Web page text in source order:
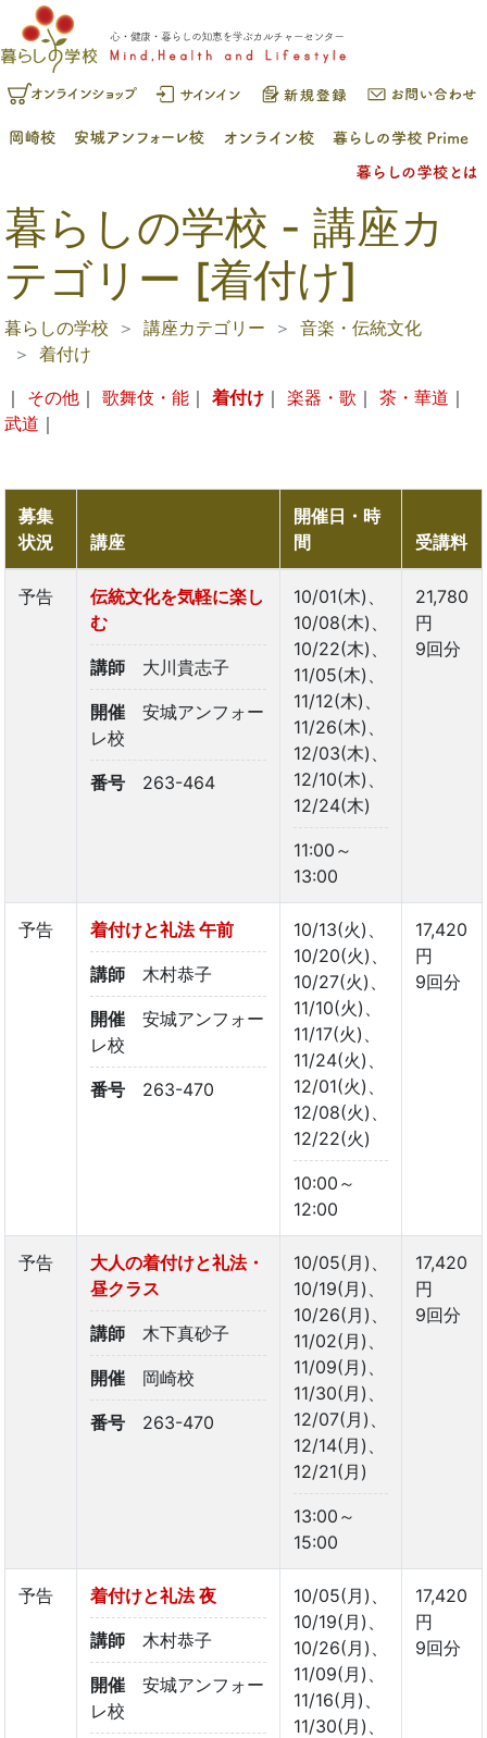
暮らしの学校 - 講座カ
テゴリー [着付け]
暮らしの学校 講座カテゴリー
音楽・伝統文化
着付け
｜ その他 ｜ 歌舞伎・能 ｜ 着付け ｜ 楽器・歌 ｜ 茶・華道 ｜
武道 ｜
募集
状況
講座
開催日・時
間
受講料
予告
伝統文化を気軽に楽し
む
講師 大川貴志子
開催
安城アンフォー
レ校
番号 263-464
10/01(木)、
10/08(木)、
10/22(木)、
11/05(木)、
11/12(木)、
11/26(木)、
12/03(木)、
12/10(木)、
12/24(木)
11:00～
13:00
21,780
円
9回分
予告 着付けと礼法 午前
講師 木村恭子
開催
安城アンフォー
レ校
番号 263-470
10/13(火)、
10/20(火)、
10/27(火)、
11/10(火)、
11/17(火)、
11/24(火)、
12/01(火)、
12/08(火)、
12/22(火)
10:00～
12:00
17,420
円
9回分
予告
大人の着付けと礼法・
昼クラス
講師 木下真砂子
開催 岡崎校
番号 263-470
10/05(月)、
10/19(月)、
10/26(月)、
11/02(月)、
11/09(月)、
11/30(月)、
12/07(月)、
12/14(月)、
12/21(月)
13:00～
15:00
17,420
円
9回分
予告 着付けと礼法 夜
講師 木村恭子
開催
安城アンフォー
レ校
10/05(月)、
10/19(月)、
10/26(月)、
11/09(月)、
11/16(月)、
11/30(月)、
17,420
円
9回分